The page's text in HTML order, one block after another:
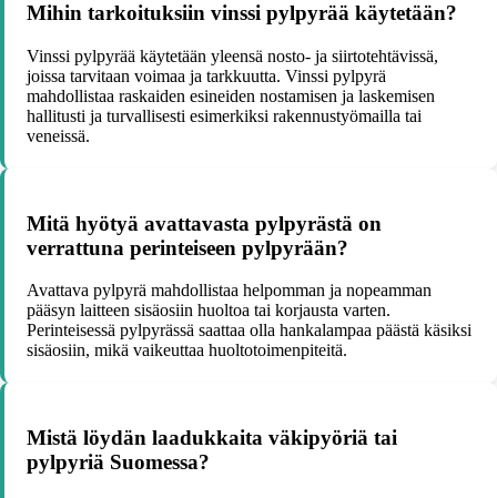
Mihin tarkoituksiin vinssi pylpyrää käytetään?
Vinssi pylpyrää käytetään yleensä nosto- ja siirtotehtävissä,
joissa tarvitaan voimaa ja tarkkuutta. Vinssi pylpyrä
mahdollistaa raskaiden esineiden nostamisen ja laskemisen
hallitusti ja turvallisesti esimerkiksi rakennustyömailla tai
veneissä.
Mitä hyötyä avattavasta pylpyrästä on
verrattuna perinteiseen pylpyrään?
Avattava pylpyrä mahdollistaa helpomman ja nopeamman
pääsyn laitteen sisäosiin huoltoa tai korjausta varten.
Perinteisessä pylpyrässä saattaa olla hankalampaa päästä käsiksi
sisäosiin, mikä vaikeuttaa huoltotoimenpiteitä.
Mistä löydän laadukkaita väkipyöriä tai
pylpyriä Suomessa?